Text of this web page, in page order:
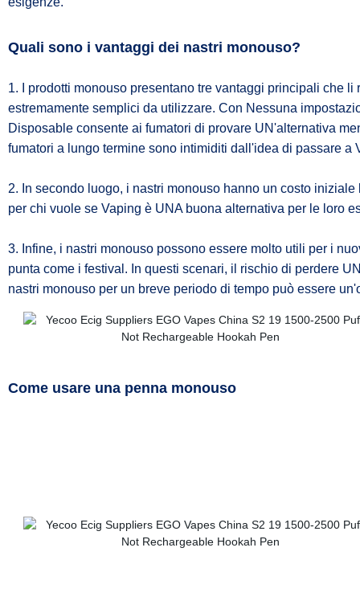
Quali sono i vantaggi dei nastri monouso?
1. I prodotti monouso presentano tre vantaggi principali che
estremamente semplici da utilizzare. Con Nessuna
Disposable consente ai fumatori di provare UN'alternativa
fumatori a lungo termine sono intimiditi dall'idea di passare a
2. In secondo luogo, i nastri monouso hanno un costo
per chi vuole se Vaping è UNA buona alternativa per le loro
3. Infine, i nastri monouso possono essere molto utili per i
punta come i festival. In questi scenari, il rischio di perdere
nastri monouso per un breve periodo di tempo può essere
Come usare una penna monouso